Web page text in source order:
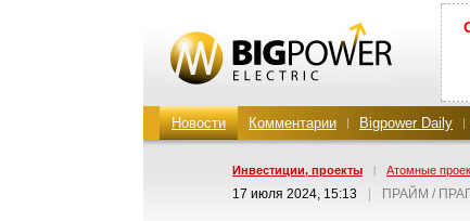
Новости Комментарии Bigpower Daily
Инвестиции, проекты | Атомные
17 июля 2024, 15:13 ПРАЙМ /